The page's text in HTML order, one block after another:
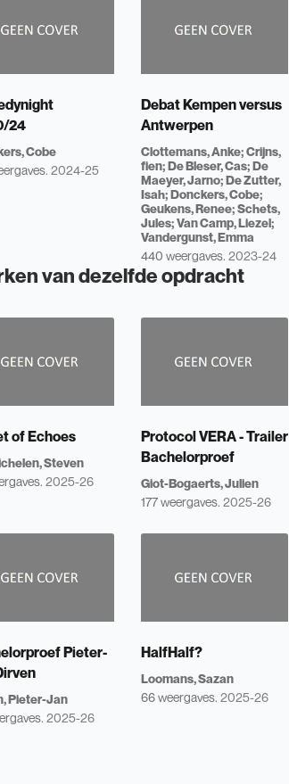
24
Cobe
2024-25
Debat Kempen versus
Antwerpen
Clottemans, Anke Crijns,
fien De Bleser, Cas De
Maeyer, Jarno De Zutter,
Isah Donckers, Cobe
Geukens, Renee Schets,
Jules Van Camp, Liezel
Vandergunst, Emma
440 weergaves. 2023-24
van dezelfde opdracht
of Echoes
Steven
2025-26
Protocol VERA - Trailer
Bachelorproef
Giot-Bogaerts, Julien
177 weergaves. 2025-26
Pieter-
Pieter-Jan
2025-26
HalfHalf?
Loomans, Sazan
66 weergaves. 2025-26